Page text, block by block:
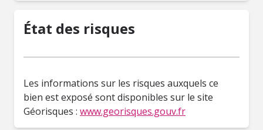
État des risques
Les informations sur les risques auxquels ce
bien est exposé sont disponibles sur le site
Géorisques : www.georisques.gouv.fr